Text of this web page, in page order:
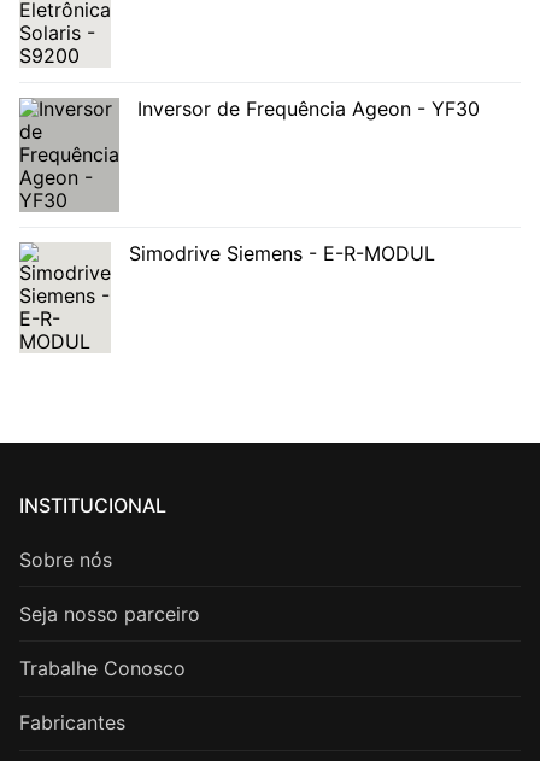
Inversor de Frequência Ageon - YF30
Simodrive Siemens - E-R-MODUL
INSTITUCIONAL
Sobre nós
Seja nosso parceiro
Trabalhe Conosco
Fabricantes